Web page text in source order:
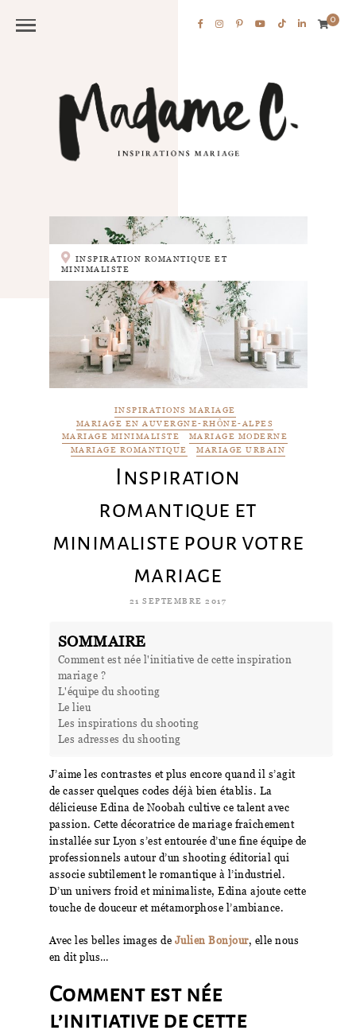
0
INSPIRATION ROMANTIQUE ET
MINIMALISTE
INSPIRATIONS MARIAGE
MARIAGE EN AUVERGNE-RHÔNE-ALPES
MARIAGE MINIMALISTE
MARIAGE MODERNE
MARIAGE ROMANTIQUE
MARIAGE URBAIN
Inspiration
romantique et
minimaliste pour votre
mariage
21 SEPTEMBRE 2017
SOMMAIRE
Comment est née l'initiative de cette inspiration
mariage ?
L'équipe du shooting
Le lieu
Les inspirations du shooting
Les adresses du shooting
J’aime les contrastes et plus encore quand il s’agit
de casser quelques codes déjà bien établis. La
délicieuse Edina de Noobah cultive ce talent avec
passion. Cette décoratrice de mariage fraîchement
installée sur Lyon s’est entourée d’une fine équipe de
professionnels autour d’un shooting éditorial qui
associe subtilement le romantique à l’industriel.
D’un univers froid et minimaliste, Edina ajoute cette
touche de douceur et métamorphose l’ambiance.
Avec les belles images de Julien Bonjour, elle nous
en dit plus…
Comment est née
l’initiative de cette